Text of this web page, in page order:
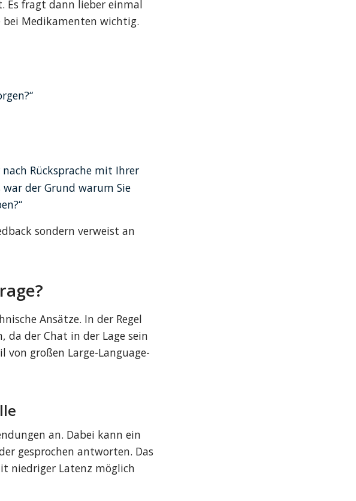
Es fragt dann lieber einmal
bei Medikamenten wichtig.
Rücksprache mit Ihrer
der Grund warum Sie
sondern verweist an
Ansätze. In der Regel
da der Chat in der Lage sein
von großen Large-Language-
an. Dabei kann ein
gesprochen antworten. Das
niedriger Latenz möglich